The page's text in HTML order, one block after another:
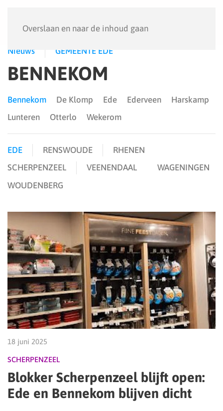
Overslaan en naar de inhoud gaan
Nieuws GEMEENTE EDE
BENNEKOM
Bennekom De Klomp Ede Ederveen
Harskamp
Lunteren
Otterlo Wekerom
EDE RENSWOUDE
RHENEN
SCHERPENZEEL
VEENENDAAL
WAGENINGEN
WOUDENBERG
18 juni 2025
SCHERPENZEEL
Blokker Scherpenzeel blijft open:
Ede en Bennekom blijven dicht